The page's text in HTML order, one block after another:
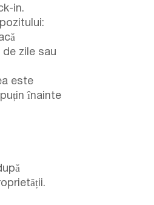
in.
de zile sau
este
înainte